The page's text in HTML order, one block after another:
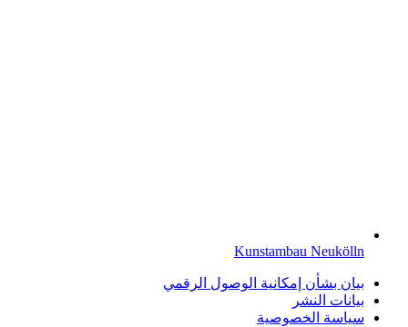
Kunstambau Neukölln
بيان بشأن إمكانية الوصول الرقمي
بيانات النشر
سياسة الخصوصية